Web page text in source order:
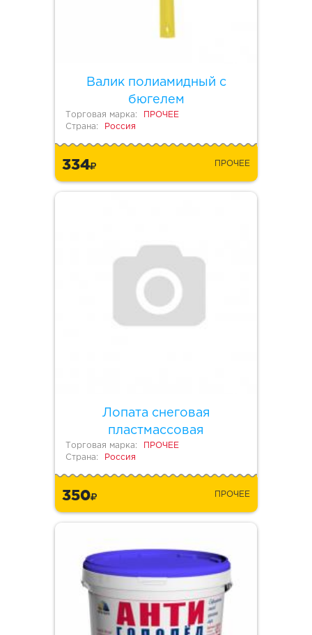
Валик полиамидный с
бюгелем
Торговая марка:
ПРОЧЕЕ
Страна:
Россия
334 ПРОЧЕЕ
Лопата снеговая
пластмассовая
Торговая марка:
ПРОЧЕЕ
Страна:
Россия
350 ПРОЧЕЕ